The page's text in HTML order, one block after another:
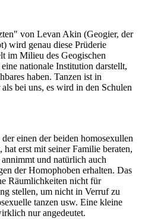
von Levan Akin (Geogier, der
wird genau diese Prüderie
im Milieu des Geogischen
nationale Institution darstellt,
haben. Tanzen ist in
bei uns, es wird in den Schulen
einen der beiden homosexullen
erst mit seiner Familie beraten,
und natürlich auch
der Homophoben erhalten. Das
Räumlichkeiten nicht für
stellen, um nicht in Verruf zu
tanzen usw. Eine kleine
nur angedeutet.